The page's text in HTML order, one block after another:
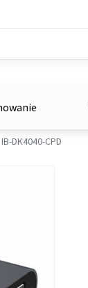
IB-DK4040-CPD